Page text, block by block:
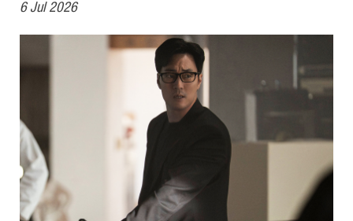
6 Jul 2026